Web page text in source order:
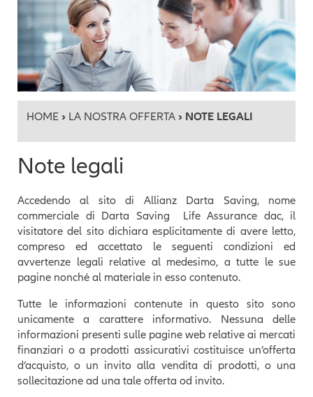
HOME› LA NOSTRA OFFERTA› NOTE LEGALI
Note legali
Accedendo al sito di Allianz Darta Saving, nome
commerciale di Darta Saving Life Assurance dac, il
visitatore del sito dichiara esplicitamente di avere letto,
compreso ed accettato le seguenti condizioni ed
avvertenze legali relative al medesimo, a tutte le sue
pagine nonché al materiale in esso contenuto.
Tutte le informazioni contenute in questo sito sono
unicamente a carattere informativo. Nessuna delle
informazioni presenti sulle pagine web relative ai mercati
finanziari o a prodotti assicurativi costituisce un’offerta
d’acquisto, o un invito alla vendita di prodotti, o una
sollecitazione ad una tale offerta od invito.